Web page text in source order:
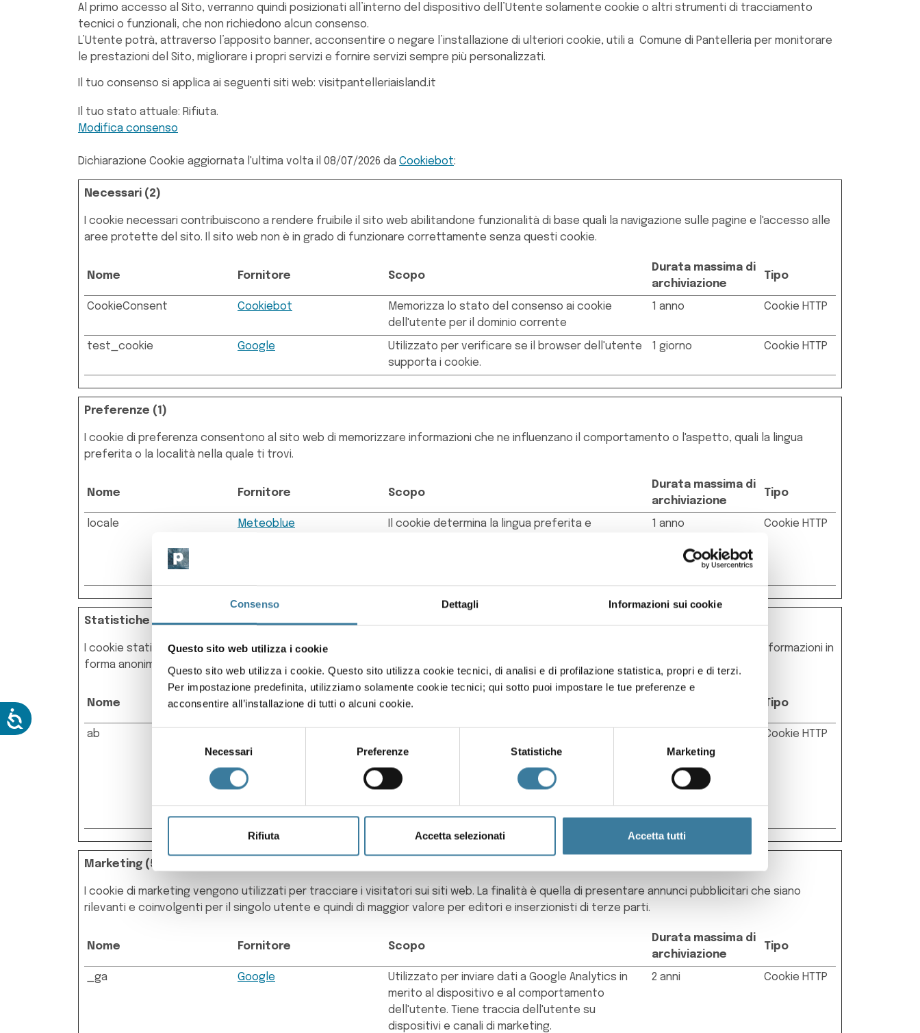
Consenso Dettagli Informazioni sui cookie
Questo sito web utilizza i cookie
Questo sito web utilizza i cookie. Questo sito utilizza cookie tecnici, di analisi e di profilazione statistica, propri e di terzi.
Per impostazione predefinita, utilizziamo solamente cookie tecnici; qui sotto puoi impostare le tue preferenze e
acconsentire all’installazione di tutti o alcuni cookie.
Necessari Preferenze Statistiche Marketing
Rifiuta Accetta selezionati Accetta tutti
Al primo accesso al Sito, verranno quindi posizionati all’interno del dispositivo dell’Utente solamente cookie o altri strumenti di tracciamento
tecnici o funzionali, che non richiedono alcun consenso.
L’Utente potrà, attraverso l’apposito banner, acconsentire o negare l’installazione di ulteriori cookie, utili a Comune di Pantelleria per monitorare
le prestazioni del Sito, migliorare i propri servizi e fornire servizi sempre più personalizzati.
Il tuo consenso si applica ai seguenti siti web: visitpantelleriaisland.it
Il tuo stato attuale: Rifiuta.
Modifica consenso
Dichiarazione Cookie aggiornata l'ultima volta il 08/07/2026 da Cookiebot:
Necessari (2)
I cookie necessari contribuiscono a rendere fruibile il sito web abilitandone funzionalità di base quali la navigazione sulle pagine e l'accesso alle
aree protette del sito. Il sito web non è in grado di funzionare correttamente senza questi cookie.
Nome Fornitore Scopo
Durata massima di
archiviazione
Tipo
CookieConsent Cookiebot
Memorizza lo stato del consenso ai cookie
dell'utente per il dominio corrente
1 anno Cookie HTTP
test_cookie Google
Utilizzato per verificare se il browser dell'utente
supporta i cookie.
1 giorno Cookie HTTP
Preferenze (1)
I cookie di preferenza consentono al sito web di memorizzare informazioni che ne influenzano il comportamento o l'aspetto, quali la lingua
preferita o la località nella quale ti trovi.
Nome Fornitore Scopo
Durata massima di
archiviazione
Tipo
locale Meteoblue
Il cookie determina la lingua preferita e
1 anno Cookie HTTP
Statistiche (1)
I cookie statistici aiutano i proprietari del sito web a capire come i visitatori interagiscono con i siti raccogliendo e trasmettendo informazioni in
forma anonima.
Nome Fornitore Scopo
Durata massima di
Tipo
ab
sito web nel contesto di test multi-variati.
Questo è uno strumento utilizzato per
combinare o modificare il contenuto sul sito. Ciò
edizione del sito.
Cookie HTTP
Marketing (5)
I cookie di marketing vengono utilizzati per tracciare i visitatori sui siti web. La finalità è quella di presentare annunci pubblicitari che siano
rilevanti e coinvolgenti per il singolo utente e quindi di maggior valore per editori e inserzionisti di terze parti.
Nome Fornitore Scopo
Durata massima di
archiviazione
Tipo
_ga Google
Utilizzato per inviare dati a Google Analytics in
merito al dispositivo e al comportamento
dell'utente. Tiene traccia dell'utente su
dispositivi e canali di marketing.
2 anni Cookie HTTP